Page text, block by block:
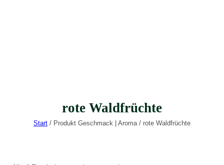
rote Waldfrüchte
Start / Produkt Geschmack | Aroma / rote Waldfrüchte